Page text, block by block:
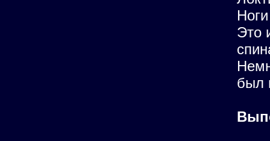
Это
был